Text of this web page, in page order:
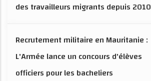
des travailleurs migrants depuis 2010
Recrutement militaire en Mauritanie :
L'Armée lance un concours d'élèves
officiers pour les bacheliers